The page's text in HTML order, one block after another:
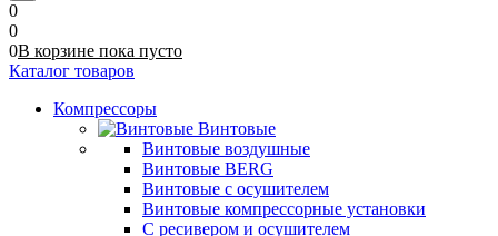
0
0
0В корзине пока пусто
Каталог товаров
Компрессоры
Винтовые
Винтовые воздушные
Винтовые BERG
Винтовые с осушителем
Винтовые компрессорные установки
C ресивером и осушителем